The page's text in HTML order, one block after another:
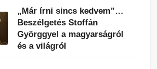
„Már írni sincs kedvem”…
Beszélgetés Stoffán
Györggyel a magyarságról
és a világról